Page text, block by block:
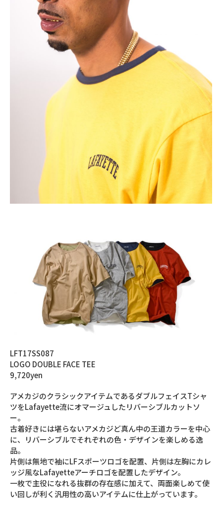
LFT17SS087
LOGO DOUBLE FACE TEE
9,720yen
アメカジのクラシックアイテムであるダブルフェイスTシャ
ツをLafayette流にオマージュしたリバーシブルカットソ
ー。
古着好きには堪らないアメカジど真ん中の王道カラーを中心
に、リバーシブルでそれぞれの色・デザインを楽しめる逸
品。
片側は無地で袖にLFスポーツロゴを配置、片側は左胸にカレ
ッジ風なLafayetteアーチロゴを配置したデザイン。
一枚で主役になれる抜群の存在感に加えて、両面楽しめて使
い回しが利く汎用性の高いアイテムに仕上がっています。